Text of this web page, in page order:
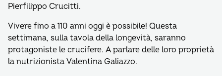
Pierfilippo Crucitti.
Vivere fino a 110 anni oggi è possibile! Questa
settimana, sulla tavola della longevità, saranno
protagoniste le crucifere. A parlare delle loro proprietà
la nutrizionista Valentina Galiazzo.